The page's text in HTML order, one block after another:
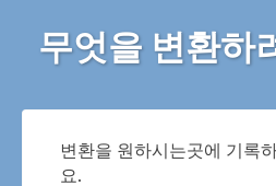
무엇을 변환하
변환을 원하시는곳에 기록
요.